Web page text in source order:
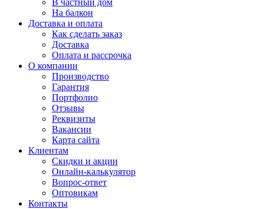
В частный дом
На балкон
Доставка и оплата
Как сделать заказ
Доставка
Оплата и рассрочка
О компании
Производство
Гарантия
Портфолио
Отзывы
Реквизиты
Вакансии
Карта сайта
Клиентам
Скидки и акции
Онлайн-калькулятор
Вопрос-ответ
Оптовикам
Контакты